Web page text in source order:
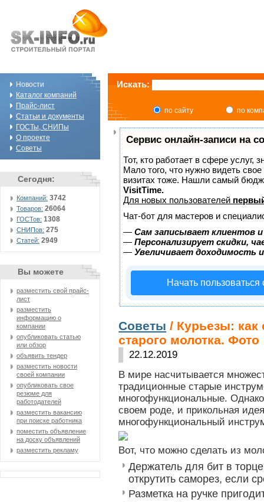
Новости
Каталог компаний
Прайс-лист
Статьи и документы
ГОСТы, СНИПы
О проекте
Советы
Сегодня:
Компаний: 3742
Товаров: 26064
ГОСТов: 1308
СНИПов: 275
Статей: 2949
Вы можете
разместить свой прайс-
лист
разместить
информацию о
компании
опубликовать статью
или обзор
объявить тендер
разместить новости
своей компании
опубликовать свое
резюме для
работодателей
разместить вакансию
при поиске работника
поместить объявление
на доску объявлений
разместить рекламу
Искать:
по сайту по
Сервис онлайн-записи на
Тот, кто работает в сфере услуг,
Мало того, что нужно видеть
визитах тоже. Нашли самый
VisitTime.
Для новых пользователей
Чат-бот для мастеров и
— Сам записывает клиентов
— Персонализирует скидки,
— Увеличивает доходимость
Начать
Советы / Курьезы: как
старого молотка. Фото
22.12.2019
В мире насчитывается
традиционные старые
многофункциональные.
своем роде, и прикольная
многофункциональный
Вот, что можно сделать из
Держатель для бит в
открутить саморез, если
Разметка на ручке